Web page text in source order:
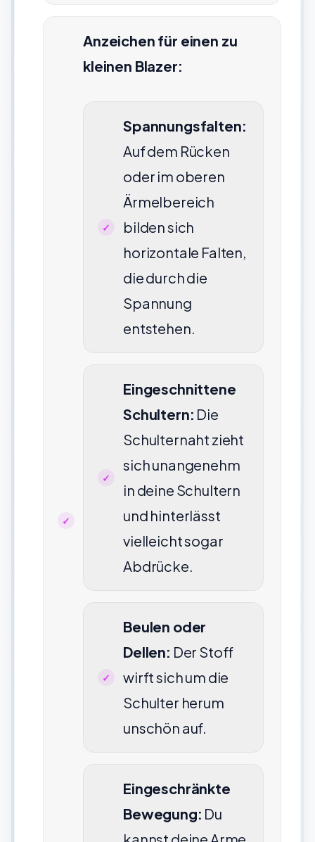
Anzeichen für einen zu
kleinen Blazer:
Spannungsfalten:
Auf dem Rücken
oder im oberen
Ärmelbereich
bilden sich
horizontale Falten,
die durch die
Spannung
entstehen.
Eingeschnittene
Schultern: Die
Schulternaht zieht
sich unangenehm
in deine Schultern
und hinterlässt
vielleicht sogar
Abdrücke.
Beulen oder
Dellen: Der Stoff
wirft sich um die
Schulter herum
unschön auf.
Eingeschränkte
Bewegung: Du